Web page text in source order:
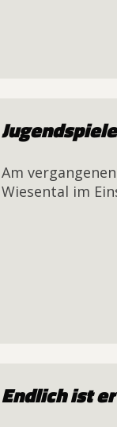
Am
Wiesental im
Endlich ist